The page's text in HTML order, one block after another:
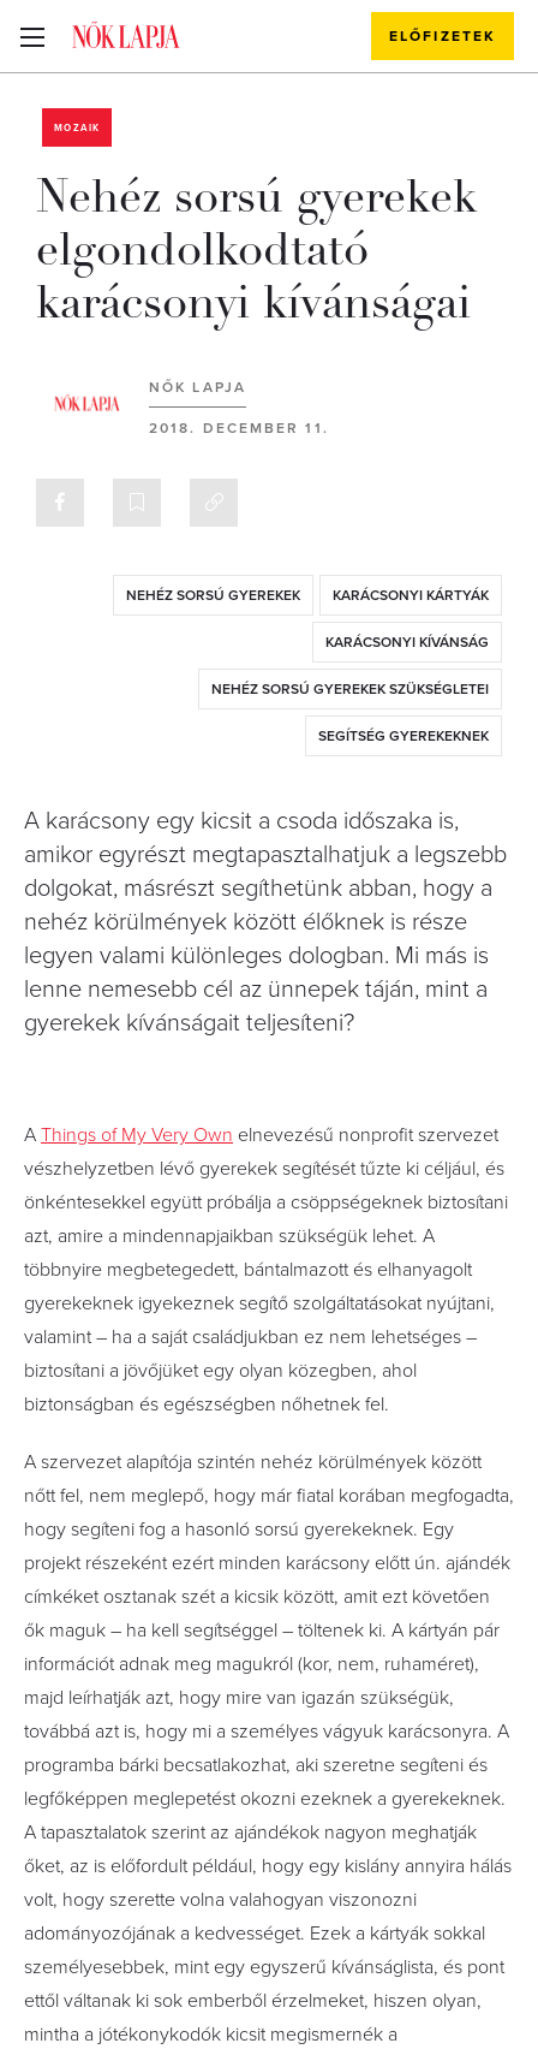
ELŐFIZETEK
MOZAIK
Nehéz sorsú gyerekek
elgondolkodtató
karácsonyi kívánságai
NŐK LAPJA
2018. DECEMBER 11.
NEHÉZ SORSÚ GYEREKEK KARÁCSONYI KÁRTYÁK
KARÁCSONYI KÍVÁNSÁG
NEHÉZ SORSÚ GYEREKEK SZÜKSÉGLETEI
SEGÍTSÉG GYEREKEKNEK
A karácsony egy kicsit a csoda időszaka is,
amikor egyrészt megtapasztalhatjuk a legszebb
dolgokat, másrészt segíthetünk abban, hogy a
nehéz körülmények között élőknek is része
legyen valami különleges dologban. Mi más is
lenne nemesebb cél az ünnepek táján, mint a
gyerekek kívánságait teljesíteni?
A Things of My Very Own elnevezésű nonprofit szervezet
vészhelyzetben lévő gyerekek segítését tűzte ki céljául, és
önkéntesekkel együtt próbálja a csöppségeknek biztosítani
azt, amire a mindennapjaikban szükségük lehet. A
többnyire megbetegedett, bántalmazott és elhanyagolt
gyerekeknek igyekeznek segítő szolgáltatásokat nyújtani,
valamint – ha a saját családjukban ez nem lehetséges –
biztosítani a jövőjüket egy olyan közegben, ahol
biztonságban és egészségben nőhetnek fel.
A szervezet alapítója szintén nehéz körülmények között
nőtt fel, nem meglepő, hogy már fiatal korában megfogadta,
hogy segíteni fog a hasonló sorsú gyerekeknek. Egy
projekt részeként ezért minden karácsony előtt ún. ajándék
címkéket osztanak szét a kicsik között, amit ezt követően
ők maguk – ha kell segítséggel – töltenek ki. A kártyán pár
információt adnak meg magukról (kor, nem, ruhaméret),
majd leírhatják azt, hogy mire van igazán szükségük,
továbbá azt is, hogy mi a személyes vágyuk karácsonyra. A
programba bárki becsatlakozhat, aki szeretne segíteni és
legfőképpen meglepetést okozni ezeknek a gyerekeknek.
A tapasztalatok szerint az ajándékok nagyon meghatják
őket, az is előfordult például, hogy egy kislány annyira hálás
volt, hogy szerette volna valahogyan viszonozni
adományozójának a kedvességet. Ezek a kártyák sokkal
személyesebbek, mint egy egyszerű kívánságlista, és pont
ettől váltanak ki sok emberből érzelmeket, hiszen olyan,
mintha a jótékonykodók kicsit megismernék a